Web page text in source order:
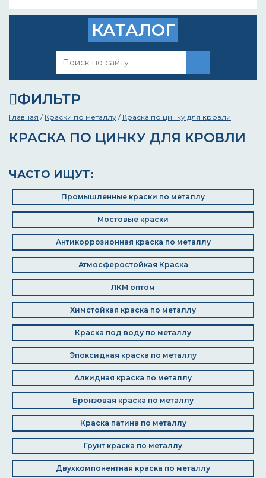
КАТАЛОГ
ФИЛЬТР
Главная / Краски по металлу / Краска по цинку для кровли
КРАСКА ПО ЦИНКУ ДЛЯ КРОВЛИ
ЧАСТО ИЩУТ:
Промышленные краски по металлу
Мостовые краски
Антикоррозионная краска по металлу
Атмосферостойкая Краска
ЛКМ оптом
Химстойкая краска по металлу
Краска под воду по металлу
Эпоксидная краска по металлу
Алкидная краска по металлу
Бронзовая краска по металлу
Краска патина по металлу
Грунт краска по металлу
Двухкомпонентная краска по металлу